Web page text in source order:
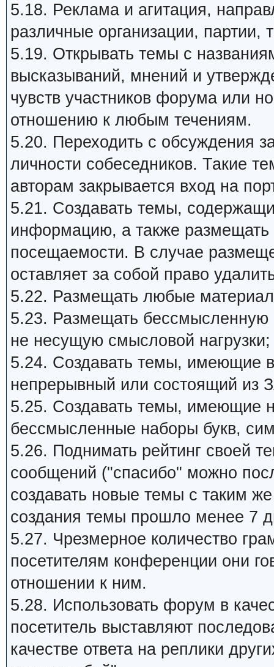
5.18. Реклама и агитация,
различные организации, партии,
5.19. Открывать темы с
высказываний, мнений и
чувств участников форума или
отношению к любым течениям.
5.20. Переходить с обсуждения
личности собеседников. Такие
авторам закрывается вход на
5.21. Создавать темы,
информацию, а также
посещаемости. В случае
оставляет за собой право
5.22. Размещать любые
5.23. Размещать
не несущую смысловой нагрузки;
5.24. Создавать темы, имеющие
непрерывный или состоящий из
5.25. Создавать темы, имеющие
бессмысленные наборы букв,
5.26. Поднимать рейтинг своей
сообщений ("спасибо" можно
создавать новые темы с таким
создания темы прошло менее 7
5.27. Чpезмеpное количество
посетителям конференции они
отношении к ним.
5.28. Использовать форум в
посетитель выставляют
качестве ответа на реплики